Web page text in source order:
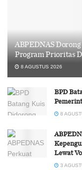
ABPEDNAS
Program Prioritas
8 AGUSTUS 2026
BPD
8
Lewat
3